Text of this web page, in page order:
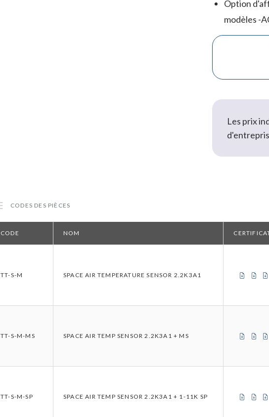
Option
modèles -
Les prix
CODES DES PIÈCES
CODE NOM
TT-S-M SPACE AIR TEMPERATURE SENSOR 2.2K3A1
TT-S-M-MS SPACE AIR TEMP SENSOR 2.2K3A1 + MS
TT-S-M-SP SPACE AIR TEMP SENSOR 2.2K3A1 + 1-11K SP